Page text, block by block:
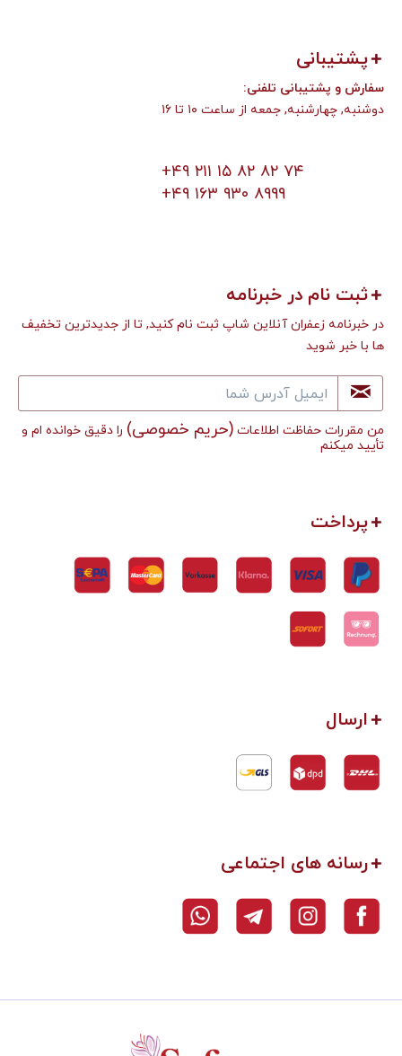
پشتیبانی
:سفارش و پشتیبانی تلفنی
دوشنبه, چهارشنبه, جمعه از ساعت ۱۰ تا ۱۶
+۴۹ ۲۱۱ ۱۵ ۸۲ ۸۲ ۷۴
+۴۹ ۱۶۳ ۹۳۰ ۸۹۹۹
ثبت نام در خبرنامه
در خبرنامه زعفران آنلاین شاپ ثبت نام کنید, تا از جدیدترین تخفیف
ها با خبر شوید
من مقررات حفاظت اطلاعات (حریم خصوصی) را دقیق خوانده ام و
تأييد میکنم
پرداخت
ارسال
رسانه های اجتماعی